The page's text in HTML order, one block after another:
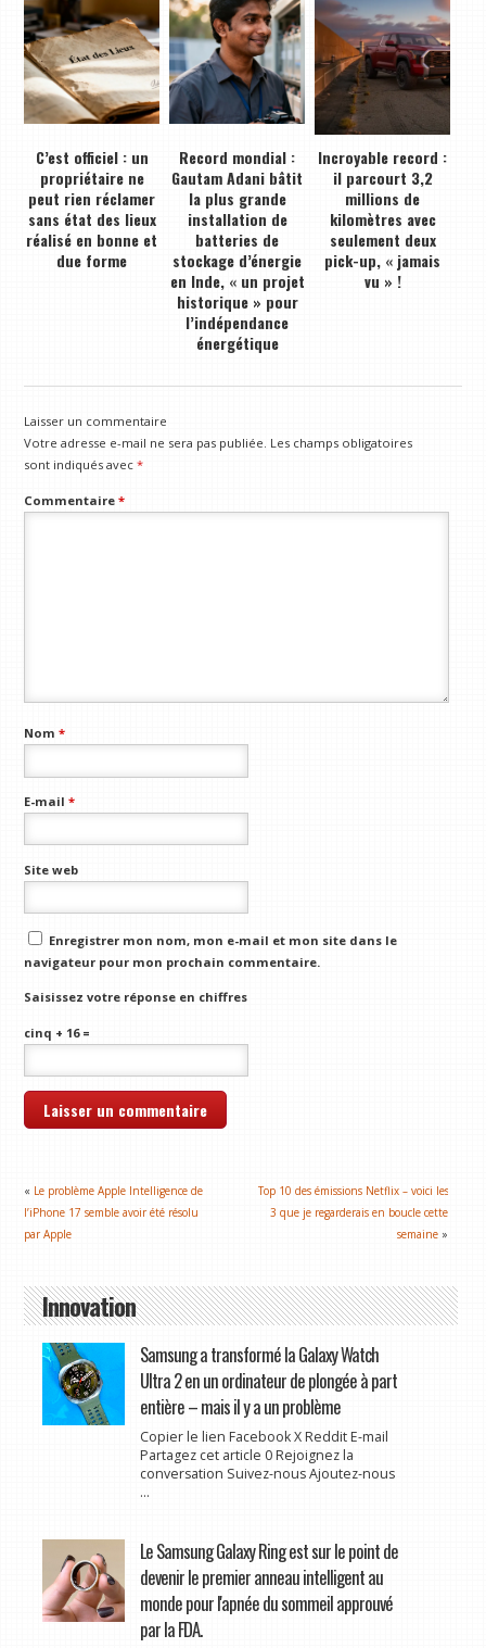
C’est officiel : un
propriétaire ne
peut rien réclamer
sans état des lieux
réalisé en bonne et
due forme
Record mondial :
Gautam Adani bâtit
la plus grande
installation de
batteries de
stockage d’énergie
en Inde, « un projet
historique » pour
l’indépendance
énergétique
Incroyable record :
il parcourt 3,2
millions de
kilomètres avec
seulement deux
pick-up, « jamais
vu » !
Laisser un commentaire
Votre adresse e-mail ne sera pas publiée. Les champs obligatoires
sont indiqués avec*
Commentaire*
Nom*
E-mail*
Site web
Enregistrer mon nom, mon e-mail et mon site dans le
navigateur pour mon prochain commentaire.
Saisissez votre réponse en chiffres
cinq + 16 =
« Le problème Apple Intelligence de
l’iPhone 17 semble avoir été résolu
par Apple
Top 10 des émissions Netflix – voici les
3 que je regarderais en boucle cette
semaine »
Innovation
Samsung a transformé la Galaxy Watch
Ultra 2 en un ordinateur de plongée à part
entière – mais il y a un problème
Copier le lien Facebook X Reddit E-mail
Partagez cet article 0 Rejoignez la
conversation Suivez-nous Ajoutez-nous
...
Le Samsung Galaxy Ring est sur le point de
devenir le premier anneau intelligent au
monde pour l'apnée du sommeil approuvé
par la FDA.